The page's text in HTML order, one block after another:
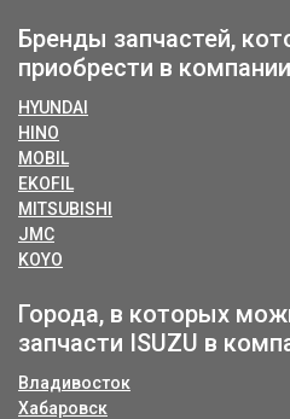
Бренды запчастей,
приобрести в
HYUNDAI
HINO
MOBIL
EKOFIL
MITSUBISHI
JMC
KOYO
Города, в которых
запчасти ISUZU в
Владивосток
Хабаровск